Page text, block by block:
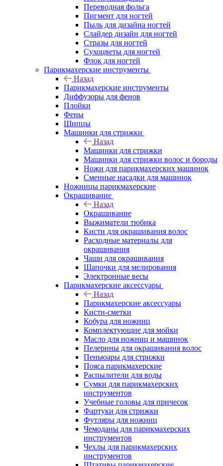
Переводная фольга
Пигмент для ногтей
Пыль для дизайна ногтей
Слайдер дизайн для ногтей
Стразы для ногтей
Сухоцветы для ногтей
Флок для ногтей
Парикмахерские инструменты
Назад
Парикмахерские инструменты
Диффузоры для фенов
Плойки
Фены
Щипцы
Машинки для стрижки
Назад
Машинки для стрижки
Машинки для стрижки волос и бороды
Ножи для парикмахерских машинок
Сменные насадки для машинок
Ножницы парикмахерские
Окрашивание
Назад
Окрашивание
Выжиматели тюбика
Кисти для окрашивания волос
Расходные материалы для
окрашивания
Чаши для окрашивания
Шапочки для мелирования
Электронные весы
Парикмахерские аксессуары
Назад
Парикмахерские аксессуары
Кисти-сметки
Кобура для ножниц
Комплектующие для мойки
Масло для ножниц и машинок
Пелерины для окрашивания волос
Пеньюары для стрижки
Пояса парикмахерские
Распылители для воды
Сумки для парикмахерских
инструментов
Учебные головы для причесок
Фартуки для стрижки
Футляры для ножниц
Чемоданы для парикмахерских
инструментов
Чехлы для парикмахерских
инструментов